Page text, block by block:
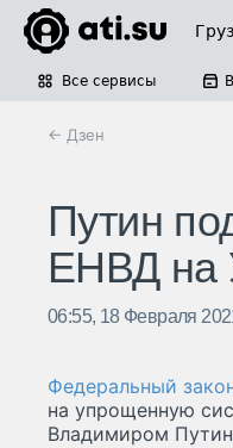
Все сервисы
← Дзен
Путин
ЕНВД на
06:55, 18 Февраля
Федеральный
на упрощенную
Владимиром